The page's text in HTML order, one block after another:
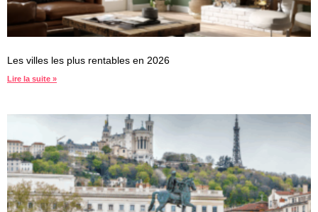
Les villes les plus rentables en 2026
Lire la suite »